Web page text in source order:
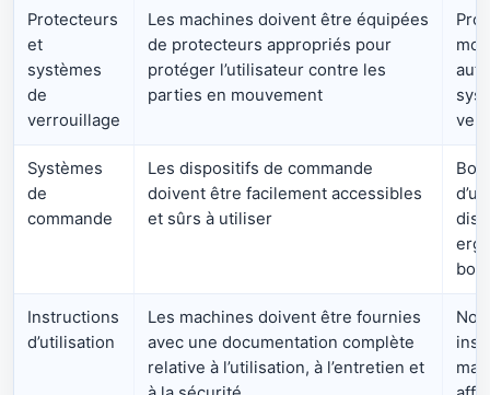
Protecteurs
et
systèmes
de
verrouillage
Les machines doivent être équipées
de protecteurs appropriés pour
protéger l’utilisateur contre les
parties en mouvement
Systèmes
de
commande
Les dispositifs de commande
doivent être facilement accessibles
et sûrs à utiliser
Instructions
d’utilisation
Les machines doivent être fournies
avec une documentation complète
relative à l’utilisation, à l’entretien et